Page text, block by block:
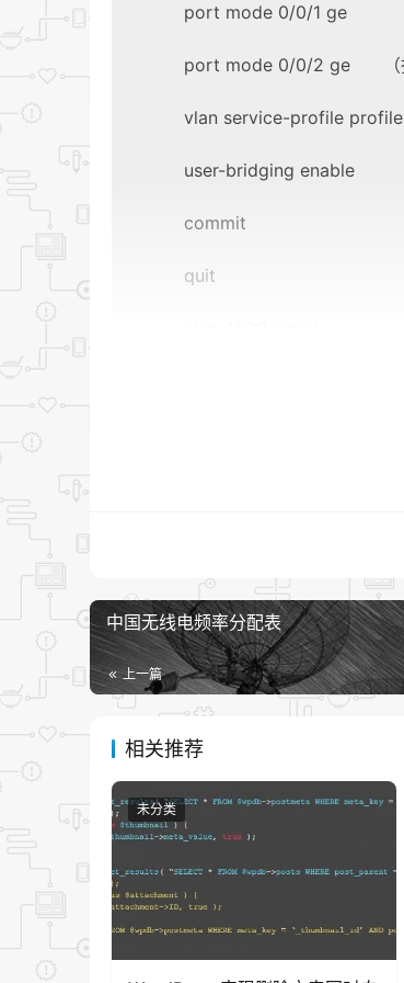
port mode 0/0/1 ge
port mode 0/0/2 ge （指
vlan service-profile
user-bridging
commit
quit
vlan bind service-
multi-service-port vlan
quit （退出）
port vlan 4000 0/0 1 （
save （保存）
reboot system （重启
本文来自投稿，不代表博客主立场，
中国无线电频率分配表
上一篇
相关推荐
未分类